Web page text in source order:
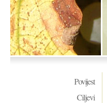
Povijest
Ciljevi